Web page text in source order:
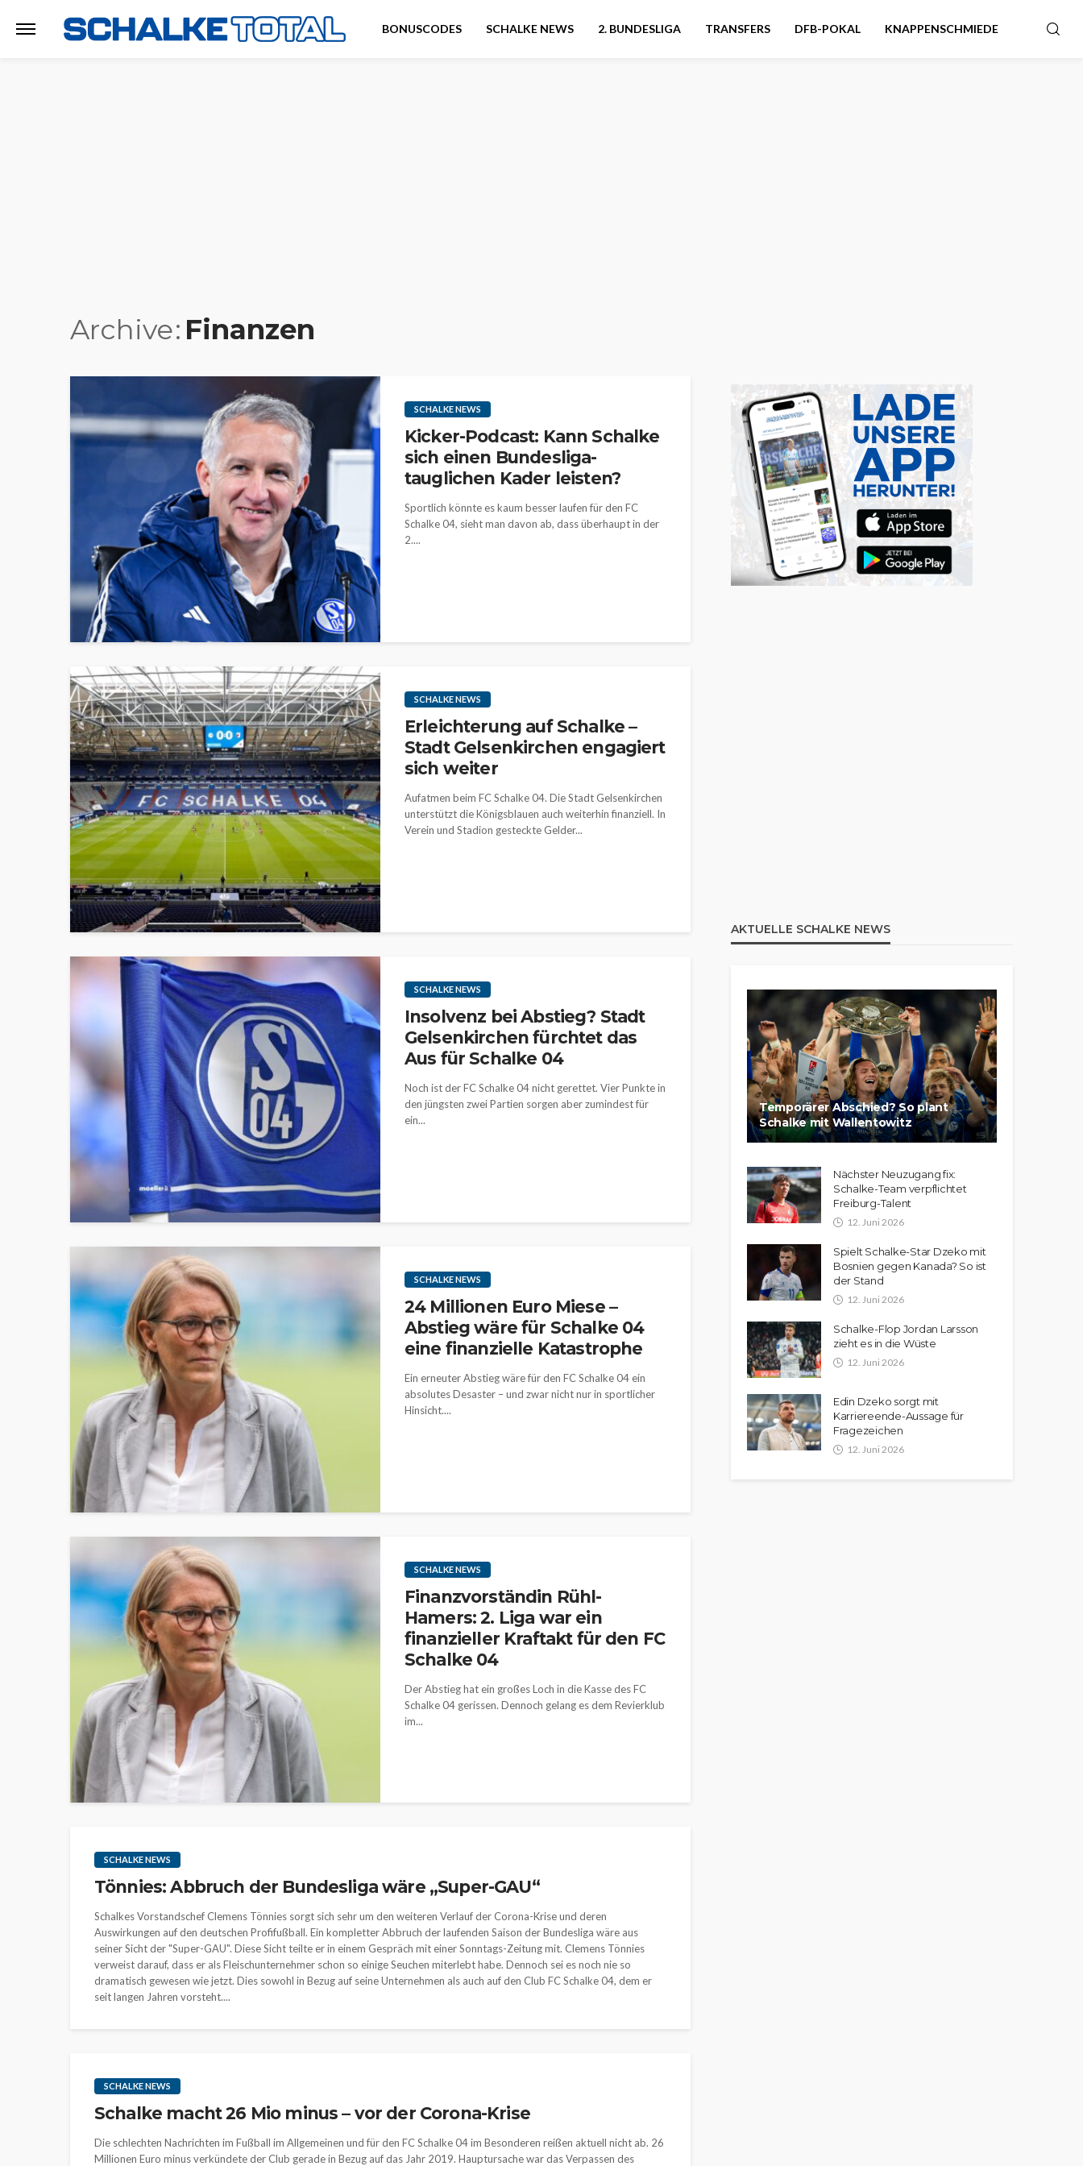
BONUSCODES SCHALKE NEWS 2. BUNDESLIGA TRANSFERS DFB-POKAL KNAPPENSCHMIEDE
Archive Finanzen
SCHALKE NEWS
Kicker-Podcast: Kann Schalke
sich einen Bundesliga-
tauglichen Kader leisten?
Sportlich könnte es kaum besser laufen für den FC
Schalke 04, sieht man davon ab, dass überhaupt in der
2....
SCHALKE NEWS
Erleichterung auf Schalke –
Stadt Gelsenkirchen engagiert
sich weiter
Aufatmen beim FC Schalke 04. Die Stadt Gelsenkirchen
unterstützt die Königsblauen auch weiterhin finanziell. In
Verein und Stadion gesteckte Gelder...
SCHALKE NEWS
Insolvenz bei Abstieg? Stadt
Gelsenkirchen fürchtet das
Aus für Schalke 04
Noch ist der FC Schalke 04 nicht gerettet. Vier Punkte in
den jüngsten zwei Partien sorgen aber zumindest für
ein...
SCHALKE NEWS
24 Millionen Euro Miese –
Abstieg wäre für Schalke 04
eine finanzielle Katastrophe
Ein erneuter Abstieg wäre für den FC Schalke 04 ein
absolutes Desaster – und zwar nicht nur in sportlicher
Hinsicht....
SCHALKE NEWS
Finanzvorständin Rühl-
Hamers: 2. Liga war ein
finanzieller Kraftakt für den FC
Schalke 04
Der Abstieg hat ein großes Loch in die Kasse des FC
Schalke 04 gerissen. Dennoch gelang es dem Revierklub
im...
SCHALKE NEWS
Tönnies: Abbruch der Bundesliga wäre „Super-GAU“
Schalkes Vorstandschef Clemens Tönnies sorgt sich sehr um den weiteren Verlauf der Corona-Krise und deren
Auswirkungen auf den deutschen Profifußball. Ein kompletter Abbruch der laufenden Saison der Bundesliga wäre aus
seiner Sicht der "Super-GAU". Diese Sicht teilte er in einem Gespräch mit einer Sonntags-Zeitung mit. Clemens Tönnies
verweist darauf, dass er als Fleischunternehmer schon so einige Seuchen miterlebt habe. Dennoch sei es noch nie so
dramatisch gewesen wie jetzt. Dies sowohl in Bezug auf seine Unternehmen als auch auf den Club FC Schalke 04, dem er
seit langen Jahren vorsteht....
SCHALKE NEWS
Schalke macht 26 Mio minus – vor der Corona-Krise
Die schlechten Nachrichten im Fußball im Allgemeinen und für den FC Schalke 04 im Besonderen reißen aktuell nicht ab. 26
Millionen Euro minus verkündete der Club gerade in Bezug auf das Jahr 2019. Hauptursache war das Verpassen des
AKTUELLE SCHALKE NEWS
Temporärer Abschied? So plant
Schalke mit Wallentowitz
Nächster Neuzugang fix:
Schalke-Team verpflichtet
Freiburg-Talent
12. Juni 2026
Spielt Schalke-Star Dzeko mit
Bosnien gegen Kanada? So ist
der Stand
12. Juni 2026
Schalke-Flop Jordan Larsson
zieht es in die Wüste
12. Juni 2026
Edin Dzeko sorgt mit
Karriereende-Aussage für
Fragezeichen
12. Juni 2026